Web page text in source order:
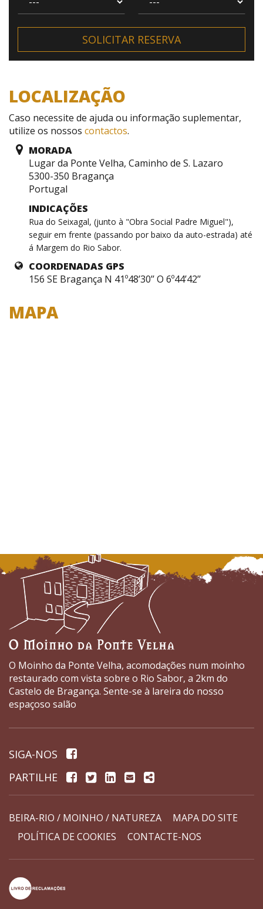
SOLICITAR RESERVA
LOCALIZAÇÃO
Caso necessite de ajuda ou informação suplementar,
utilize os nossos contactos.
MORADA
Lugar da Ponte Velha, Caminho de S. Lazaro
5300-350 Bragança
Portugal
INDICAÇÕES
Rua do Seixagal, (junto à "Obra Social Padre Miguel"),
seguir em frente (passando por baixo da auto-estrada) até
á Margem do Rio Sabor.
COORDENADAS GPS
156 SE Bragança N 41º48’30’’ O 6º44’42’’
MAPA
O Moinho da Ponte Velha, acomodações num moinho
restaurado com vista sobre o Rio Sabor, a 2km do
Castelo de Bragança. Sente-se à lareira do nosso
espaçoso salão
SIGA-NOS
Página
facebook
PARTILHE Facebook
TwitterLinkedin
EmailShare
BEIRA-RIO / MOINHO / NATUREZA
MAPA DO SITE
POLÍTICA DE COOKIES
CONTACTE-NOS